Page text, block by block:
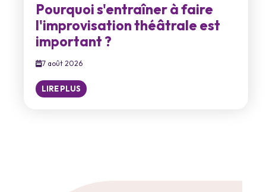
Pourquoi s'entraîner à faire
l'improvisation théâtrale est
important ?
7 août 2026
LIRE PLUS